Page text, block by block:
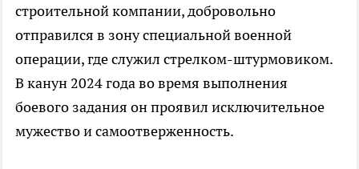
строительной компании, добровольно
отправился в зону специальной военной
операции, где служил стрелком-штурмовиком.
В канун 2024 года во время выполнения
боевого задания он проявил исключительное
мужество и самоотверженность.